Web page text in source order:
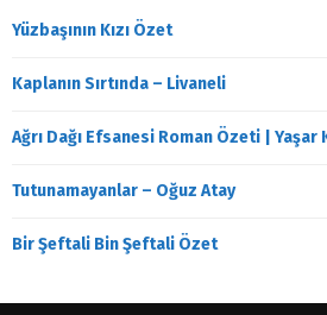
Yüzbaşının Kızı Özet
Kaplanın Sırtında – Livaneli
Ağrı Dağı Efsanesi Roman Özeti | Yaşar
Tutunamayanlar – Oğuz Atay
Bir Şeftali Bin Şeftali Özet